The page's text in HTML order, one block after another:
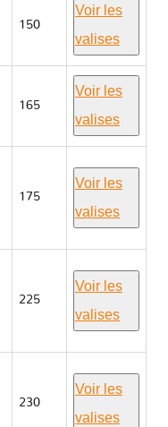
150
Voir les
valises
165
Voir les
valises
175
Voir les
valises
225
Voir les
valises
230
Voir les
valises